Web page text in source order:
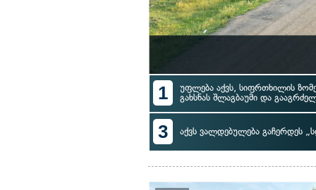
1
უფლება აქვს, სიფრთხილის
გახსნას შლაგბაუმი და
3 აქვს ვალდებულება გაჩერდეს